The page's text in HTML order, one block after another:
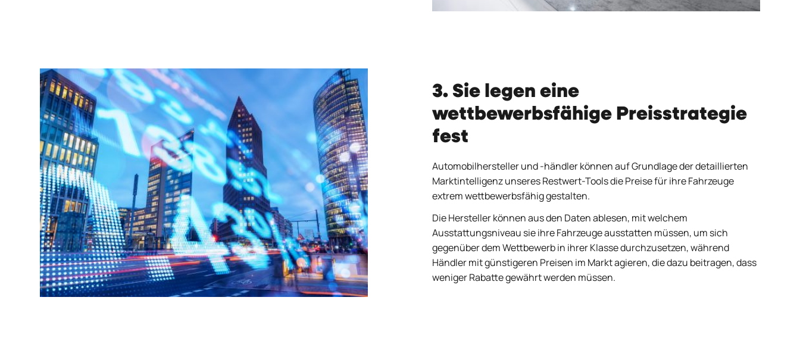
3. Sie legen eine
wettbewerbsfähige Preisstrategie
fest
Automobilhersteller und -händler können auf Grundlage der detaillierten
Marktintelligenz unseres Restwert-Tools die Preise für ihre Fahrzeuge
extrem wettbewerbsfähig gestalten.
Die Hersteller können aus den Daten ablesen, mit welchem
Ausstattungsniveau sie ihre Fahrzeuge ausstatten müssen, um sich
gegenüber dem Wettbewerb in ihrer Klasse durchzusetzen, während
Händler mit günstigeren Preisen im Markt agieren, die dazu beitragen, dass
weniger Rabatte gewährt werden müssen.